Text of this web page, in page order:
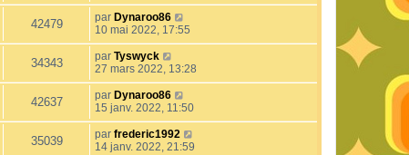
42479 par Dynaroo86
10 mai 2022, 17:55
34343 par Tyswyck
27 mars 2022, 13:28
42637 par Dynaroo86
15 janv. 2022, 11:50
35039 par frederic1992
14 janv. 2022, 21:59